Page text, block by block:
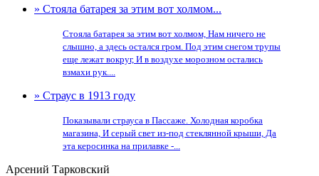
» Стояла батарея за этим вот холмом...
Стояла батарея за этим вот холмом, Нам ничего не
слышно, а здесь остался гром. Под этим снегом трупы
еще лежат вокруг, И в воздухе морозном остались
взмахи рук....
» Страус в 1913 году
Показывали страуса в Пассаже. Холодная коробка
магазина, И серый свет из-под стеклянной крыши, Да
эта керосинка на прилавке -...
Арсений Тарковский